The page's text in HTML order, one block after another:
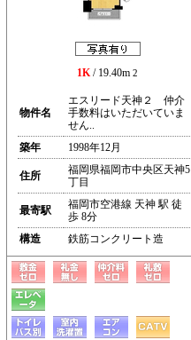
1K/ 19.40m 2
物件名
エスリード天神２ 仲介
手数料はいただいていま
せん..
築年
1998年12月
住所
福岡県福岡市中央区天神5
丁目
最寄駅
福岡市空港線 天神 駅 徒
歩 8分
構造
鉄筋コンクリート造